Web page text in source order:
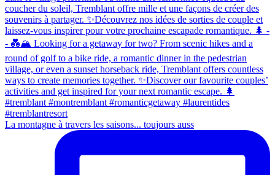
La montagne à travers les saisons... toujours auss